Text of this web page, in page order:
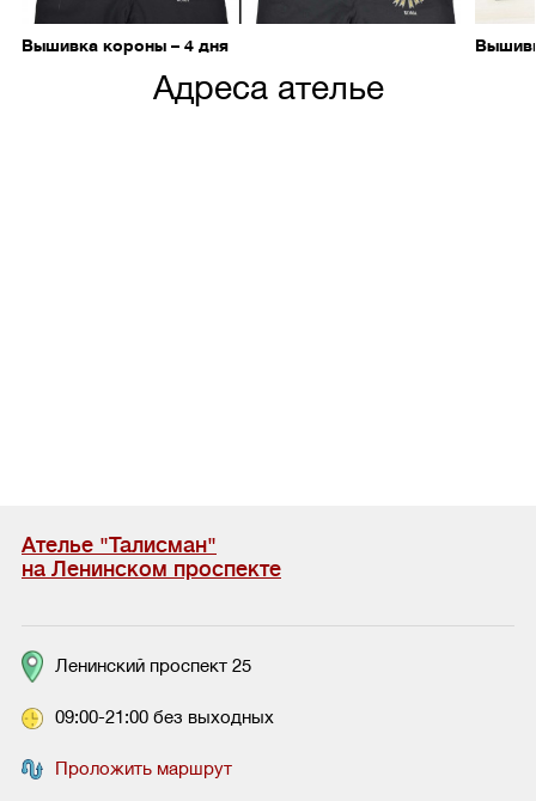
Вышивка короны – 4 дня
Адреса ателье
Ателье "Талисман"
на Ленинском проспекте
Ленинский проспект 25
09:00-21:00 без выходных
Проложить маршрут